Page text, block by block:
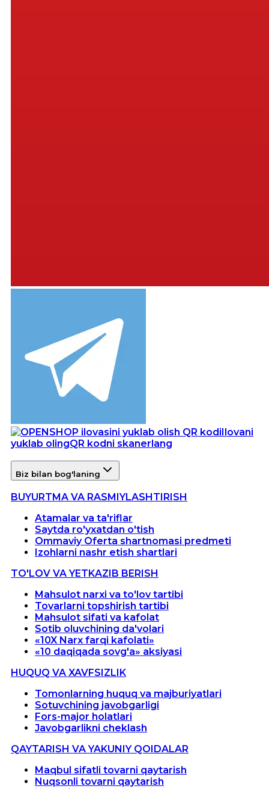
Ilovani
yuklab olingQR kodni skanerlang
Biz bilan bog'laning
BUYURTMA VA RASMIYLASHTIRISH
Atamalar va ta'riflar
Saytda ro'yxatdan o'tish
Ommaviy Oferta shartnomasi predmeti
Izohlarni nashr etish shartlari
TO'LOV VA YETKAZIB BERISH
Mahsulot narxi va to'lov tartibi
Tovarlarni topshirish tartibi
Mahsulot sifati va kafolat
Sotib oluvchining da'volari
«10X Narx farqi kafolati»
«10 daqiqada sovg'a» aksiyasi
HUQUQ VA XAVFSIZLIK
Tomonlarning huquq va majburiyatlari
Sotuvchining javobgarligi
Fors-major holatlari
Javobgarlikni cheklash
QAYTARISH VA YAKUNIY QOIDALAR
Maqbul sifatli tovarni qaytarish
Nuqsonli tovarni qaytarish